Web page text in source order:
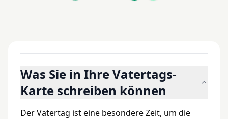
Was Sie in Ihre Vatertags-
Karte schreiben können
Der Vatertag ist eine besondere Zeit, um die